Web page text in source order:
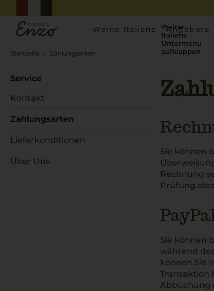
Weine Italiens
Weine
Italiens
Untermenü
aufklappen
Angebote
Startseite Zahlungsarten
Service
Kontakt
Zahlungsarten
Lieferkonditionen
Über Uns
Sie können
Rechnung
Prüfung
Sie können
während
können Sie
Transaktion
Abbuchung